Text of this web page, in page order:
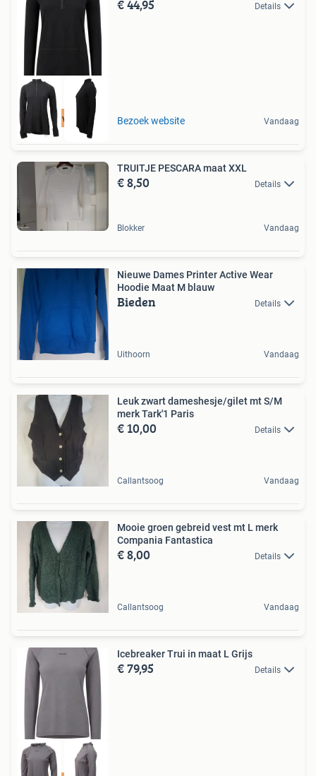
Tot 75% voordeel
€ 44,95 Details
Bezoek website Vandaag
TRUITJE PESCARA maat XXL
€ 8,50 Details
Blokker Vandaag
Nieuwe Dames Printer Active Wear
Hoodie Maat M blauw
Bieden Details
Uithoorn Vandaag
Leuk zwart dameshesje/gilet mt S/M
merk Tark'1 Paris
€ 10,00 Details
Callantsoog Vandaag
Mooie groen gebreid vest mt L merk
Compania Fantastica
€ 8,00 Details
Callantsoog Vandaag
Icebreaker Trui in maat L Grijs
€ 79,95 Details